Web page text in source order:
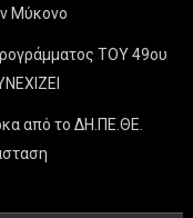
Μύκονο
ΤΟΥ 49ου
από το ΔΗ.ΠΕ.ΘΕ.